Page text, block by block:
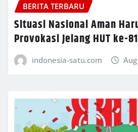
BERITA TERBARU
Situasi Nasional Aman
Provokasi Jelang HUT ke-
indonesia-satu.com